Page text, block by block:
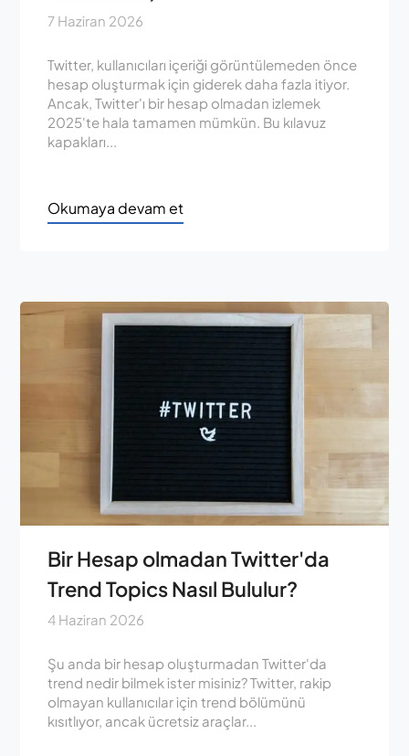
7 Haziran 2026
Twitter, kullanıcıları içeriği görüntülemeden önce
hesap oluşturmak için giderek daha fazla itiyor.
Ancak, Twitter'ı bir hesap olmadan izlemek
2025'te hala tamamen mümkün. Bu kılavuz
kapakları...
Okumaya devam et
Bir Hesap olmadan Twitter'da
Trend Topics Nasıl Bululur?
4 Haziran 2026
Şu anda bir hesap oluşturmadan Twitter'da
trend nedir bilmek ister misiniz? Twitter, rakip
olmayan kullanıcılar için trend bölümünü
kısıtlıyor, ancak ücretsiz araçlar...